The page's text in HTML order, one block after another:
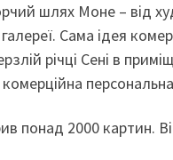
шлях Моне – від
галереї. Сама ідея
річці Сені в
комерційна
понад 2000 картин.